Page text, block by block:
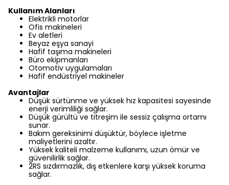
Kullanım Alanları
Elektrikli motorlar
Ofis makineleri
Ev aletleri
Beyaz eşya sanayi
Hafif taşıma makineleri
Büro ekipmanları
Otomotiv uygulamaları
Hafif endüstriyel makineler
Avantajlar
Düşük sürtünme ve yüksek hız kapasitesi sayesinde
enerji verimliliği sağlar.
Düşük gürültü ve titreşim ile sessiz çalışma ortamı
sunar.
Bakım gereksinimi düşüktür, böylece işletme
maliyetlerini azaltır.
Yüksek kaliteli malzeme kullanımı, uzun ömür ve
güvenilirlik sağlar.
2RS sızdırmazlık, dış etkenlere karşı yüksek koruma
sağlar.